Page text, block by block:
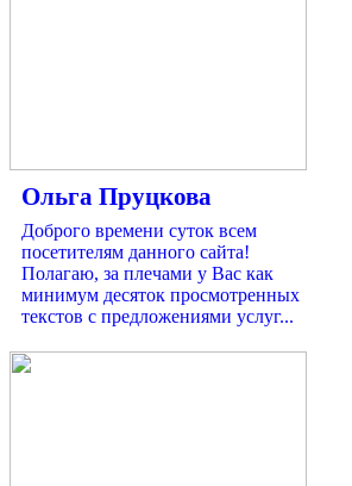
Ольга Пруцкова
Доброго времени суток всем
посетителям данного сайта!
Полагаю, за плечами у Вас как
минимум десяток просмотренных
текстов с предложениями услуг...